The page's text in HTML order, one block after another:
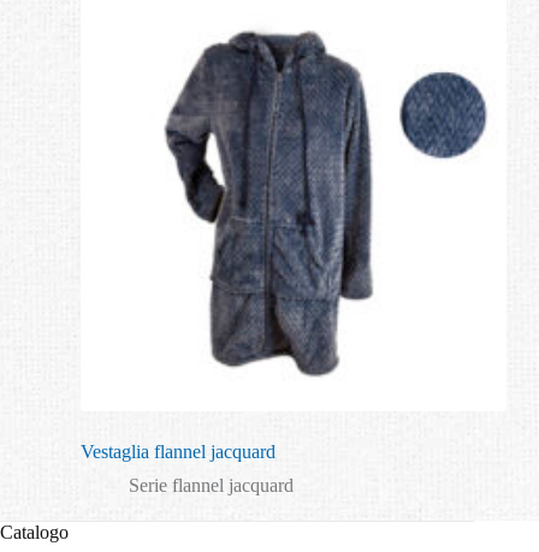
Vestaglia flannel jacquard
Serie flannel jacquard
Catalogo